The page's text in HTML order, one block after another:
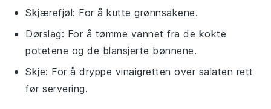
Skjærefjøl: For å kutte grønnsakene.
Dørslag: For å tømme vannet fra de kokte
potetene og de blansjerte bønnene.
Skje: For å dryppe vinaigretten over salaten rett
før servering.